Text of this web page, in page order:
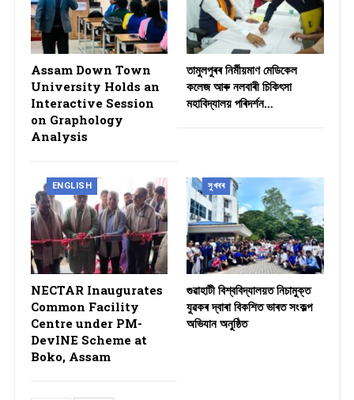
Assam Down Town
University Holds an
Interactive Session
on Graphology
Analysis
তামুলপুৰৰ নিৰ্মীয়মাণ মেডিকেল
কলেজ আৰু নলবাৰী চিকিৎসা
মহাবিদ্যালয় পৰিদৰ্শন…
ENGLISH
NECTAR Inaugurates
Common Facility
Centre under PM-
DevINE Scheme at
Boko, Assam
সুখবৰ
গুৱাহাটী বিশ্ববিদ্যালয়ত নিচামুক্ত
যুৱকৰ দ্বাৰা বিকশিত ভাৰত সংকল্প
অভিযান অনুষ্ঠিত